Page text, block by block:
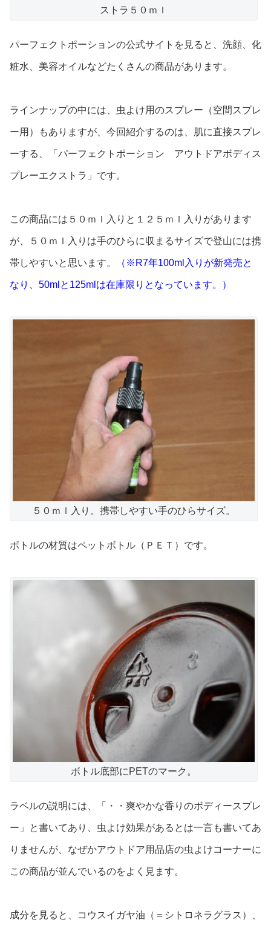
ストラ５０ｍｌ
パーフェクトポーションの公式サイトを見ると、洗顔、化
粧水、美容オイルなどたくさんの商品があります。
ラインナップの中には、虫よけ用のスプレー（空間スプレ
ー用）もありますが、今回紹介するのは、肌に直接スプレ
ーする、「パーフェクトポーション アウトドアボディス
プレーエクストラ」です。
この商品には５０ｍｌ入りと１２５ｍｌ入りがあります
が、５０ｍｌ入りは手のひらに収まるサイズで登山には携
帯しやすいと思います。 （※R7年100ml入りが新発売と
なり、50mlと125mlは在庫限りとなっています。）
５０ｍｌ入り。携帯しやすい手のひらサイズ。
ボトルの材質はペットボトル（ＰＥＴ）です。
ボトル底部にPETのマーク。
ラベルの説明には、「・・爽やかな香りのボディースプレ
ー」と書いてあり、虫よけ効果があるとは一言も書いてあ
りませんが、なぜかアウトドア用品店の虫よけコーナーに
この商品が並んでいるのをよく見ます。
成分を見ると、コウスイガヤ油（＝シトロネラグラス）、